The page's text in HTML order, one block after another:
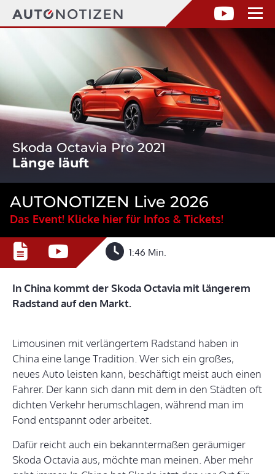
Skoda Octavia Pro 2021
Länge läuft
AUTONOTIZEN Live 2026
Das Event! Klicke hier für Infos & Tickets!
1:46 Min.
In China kommt der Skoda Octavia mit längerem
Radstand auf den Markt.
Limousinen mit verlängertem Radstand haben in
China eine lange Tradition. Wer sich ein großes,
neues Auto leisten kann, beschäftigt meist auch einen
Fahrer. Der kann sich dann mit dem in den Städten oft
dichten Verkehr herumschlagen, während man im
Fond entspannt oder arbeitet.
Dafür reicht auch ein bekanntermaßen geräumiger
Skoda Octavia aus, möchte man meinen. Aber mehr